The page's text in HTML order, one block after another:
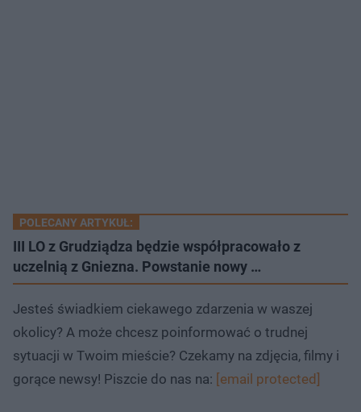
POLECANY ARTYKUŁ:
III LO z Grudziądza będzie współpracowało z
uczelnią z Gniezna. Powstanie nowy …
Jesteś świadkiem ciekawego zdarzenia w waszej
okolicy? A może chcesz poinformować o trudnej
sytuacji w Twoim mieście? Czekamy na zdjęcia, filmy i
gorące newsy! Piszcie do nas na: [email protected]